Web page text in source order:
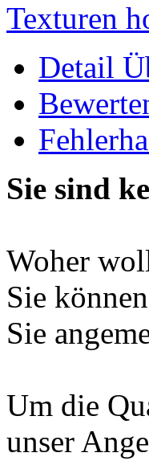
Texturen
Detail
Sie sind
Woher
Sie
Sie
Um die
unser